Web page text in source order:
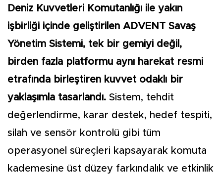
Deniz Kuvvetleri Komutanlığı ile yakın
işbirliği içinde geliştirilen ADVENT Savaş
Yönetim Sistemi, tek bir gemiyi değil,
birden fazla platformu aynı harekat resmi
etrafında birleştiren kuvvet odaklı bir
yaklaşımla tasarlandı. Sistem, tehdit
değerlendirme, karar destek, hedef tespiti,
silah ve sensör kontrolü gibi tüm
operasyonel süreçleri kapsayarak komuta
kademesine üst düzey farkındalık ve etkinlik